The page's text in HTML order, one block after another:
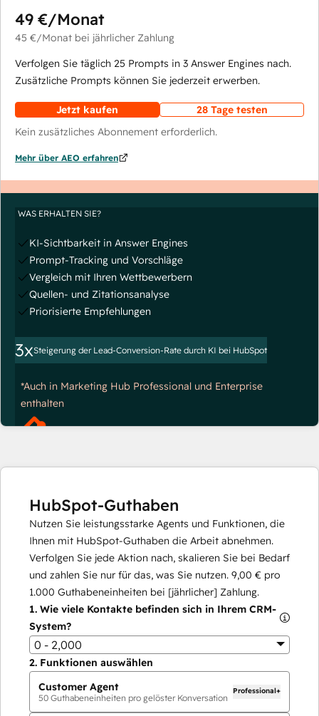
49 €/Monat
45 €/Monat bei jährlicher Zahlung
Verfolgen Sie täglich 25 Prompts in 3 Answer Engines nach.
Zusätzliche Prompts können Sie jederzeit erwerben.
Jetzt kaufen
28 Tage testen
Kein zusätzliches Abonnement erforderlich.
Mehr über AEO erfahren
WAS ERHALTEN SIE?
KI-Sichtbarkeit in Answer Engines
Prompt-Tracking und Vorschläge
Vergleich mit Ihren Wettbewerbern
Quellen- und Zitationsanalyse
Priorisierte Empfehlungen
3xSteigerung der Lead-Conversion-Rate durch KI bei HubSpot
*Auch in Marketing Hub Professional und Enterprise
enthalten
HubSpot-Guthaben
Nutzen Sie leistungsstarke Agents und Funktionen, die
Ihnen mit HubSpot-Guthaben die Arbeit abnehmen.
Verfolgen Sie jede Aktion nach, skalieren Sie bei Bedarf
und zahlen Sie nur für das, was Sie nutzen. 9,00 € pro
1.000 Guthabeneinheiten bei [jährlicher] Zahlung.
1. Wie viele Kontakte befinden sich in Ihrem CRM-
System?
0 - 2,000
2. Funktionen auswählen
Customer Agent
50 Guthabeneinheiten pro gelöster Konversation
Professional+